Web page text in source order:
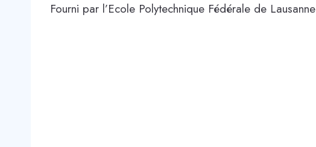
Fourni par l’Ecole Polytechnique Fédérale de Lausanne